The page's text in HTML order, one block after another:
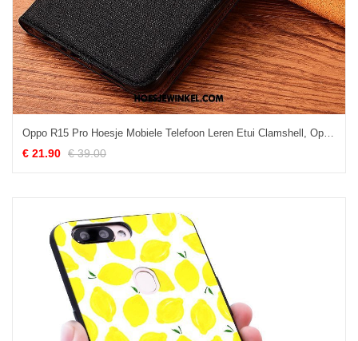
Oppo R15 Pro Hoesje Mobiele Telefoon Leren Etui Clamshell, Oppo R15 Pro Hoesje Anti-fall Bescherming Braun
€ 21.90 € 39.00